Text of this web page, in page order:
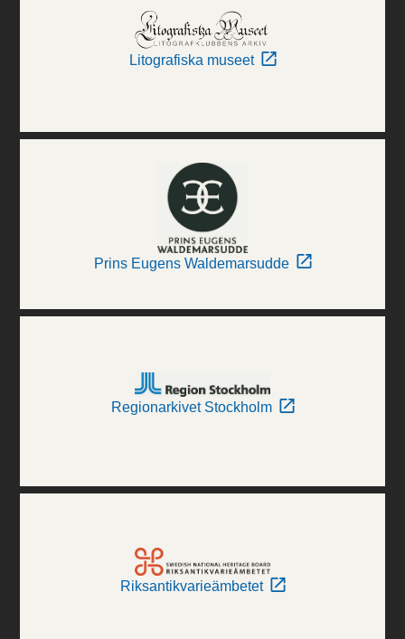
Litografiska museet
Prins Eugens Waldemarsudde
Regionarkivet Stockholm
Riksantikvarieämbetet